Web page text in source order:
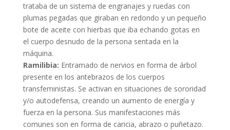
trataba de un sistema de engranajes y ruedas con
plumas pegadas que giraban en redondo y un pequeño
bote de aceite con hierbas que iba echando gotas en
el cuerpo desnudo de la persona sentada en la
máquina.
Ramilibia: Entramado de nervios en forma de árbol
presente en los antebrazos de los cuerpos
transfeministas. Se activan en situaciones de sororidad
y/o autodefensa, creando un aumento de energía y
fuerza en la persona. Sus manifestaciones más
comunes son en forma de caricia, abrazo o puñetazo.